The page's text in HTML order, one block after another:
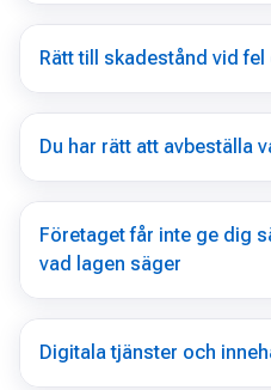
Rätt till skadestånd vid
Du har rätt att avbeställa
Företaget får inte ge dig
vad lagen säger
Digitala tjänster och